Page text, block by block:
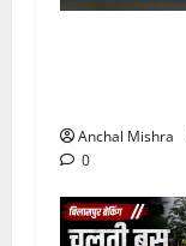
Anchal Mishra
0